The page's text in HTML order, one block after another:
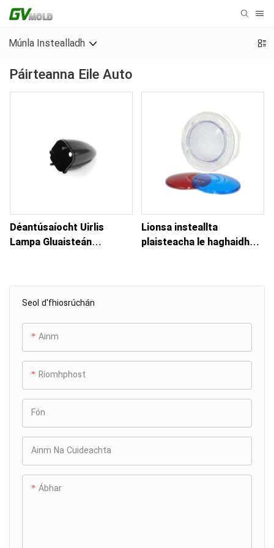
Múnla Instealladh
Páirteanna Eile Auto
Seol d'fhiosrúchán
Ainm
Ríomhphost
Fón
Ainm Na Cuideachta
Ábhar
Déantúsaíocht Uirlis
Lampa Gluaisteán
Lionsa insteallta
plaisteacha le haghaidh